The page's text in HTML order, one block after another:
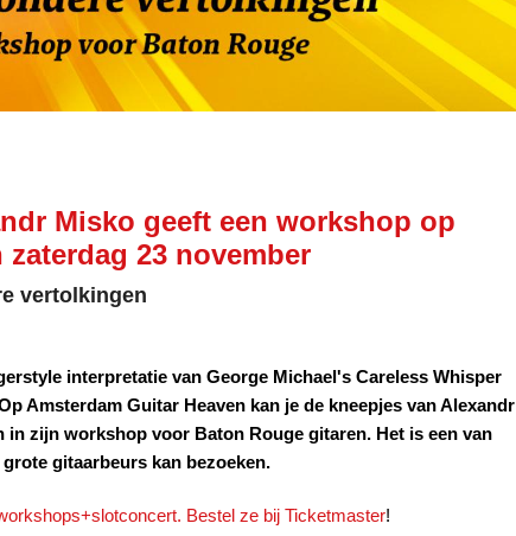
Misko geeft een workshop op
23 november
vertolkingen
interpretatie van George Michael's Careless Whisper
Amsterdam Guitar Heaven kan je de kneepjes van Alexandr
zijn workshop voor Baton Rouge gitaren. Het is een van
gitaarbeurs kan bezoeken.
Bestel ze bij Ticketmaster!